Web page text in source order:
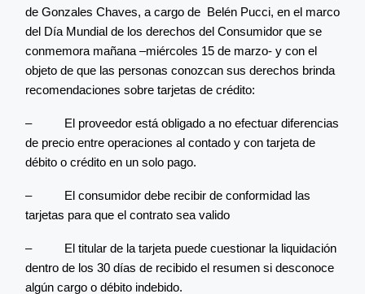
de Gonzales Chaves, a cargo de Belén Pucci, en el marco
del Día Mundial de los derechos del Consumidor que se
conmemora mañana –miércoles 15 de marzo- y con el
objeto de que las personas conozcan sus derechos brinda
recomendaciones sobre tarjetas de crédito:
– El proveedor está obligado a no efectuar diferencias
de precio entre operaciones al contado y con tarjeta de
débito o crédito en un solo pago.
– El consumidor debe recibir de conformidad las
tarjetas para que el contrato sea valido
– El titular de la tarjeta puede cuestionar la liquidación
dentro de los 30 días de recibido el resumen si desconoce
algún cargo o débito indebido.